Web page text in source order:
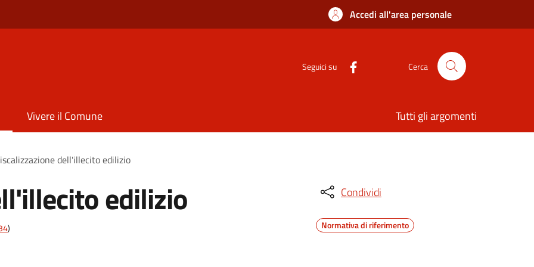
Accedi all'area personale
Seguici su Cerca
Vivere il Comune Tutti gli argomenti
dell'illecito edilizio
edilizio
)
Condividi
Normativa di riferimento